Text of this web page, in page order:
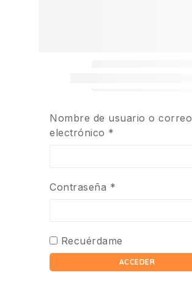
Nombre de usuario o correo
electrónico *
Contraseña *
Recuérdame
ACCEDER